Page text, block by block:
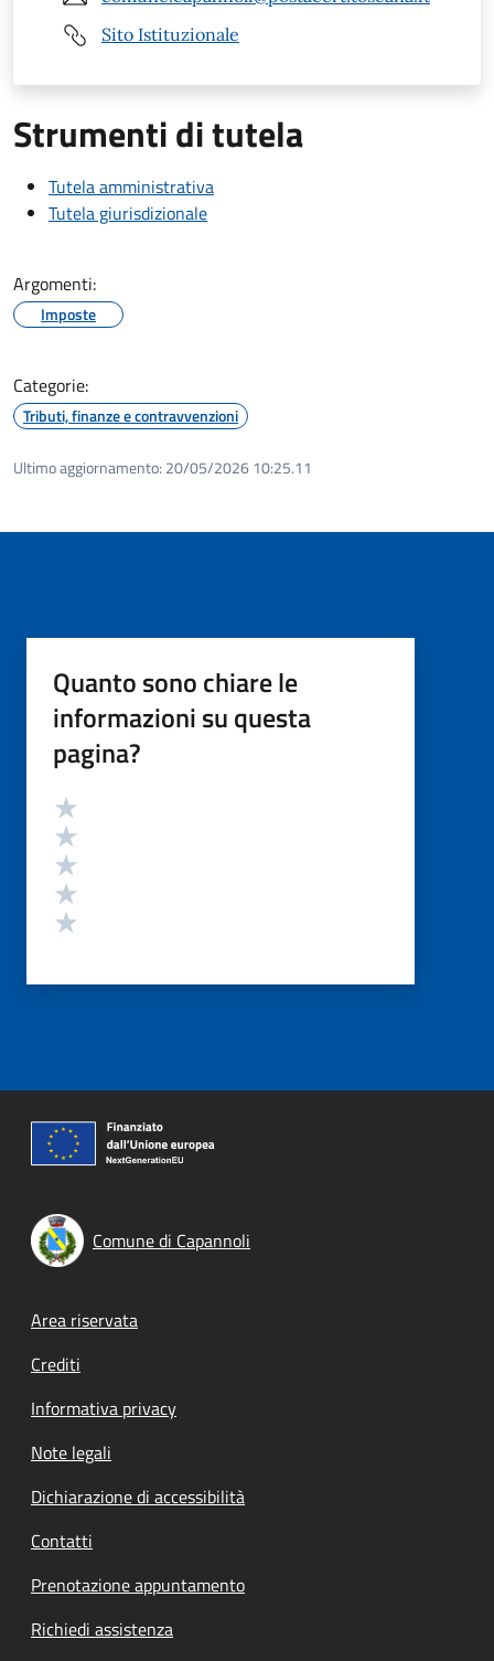
Sito Istituzionale
Strumenti di tutela
Tutela amministrativa
Tutela giurisdizionale
Argomenti:
Imposte
Categorie:
Tributi, finanze e contravvenzioni
Ultimo aggiornamento: 20/05/2026 10:25.11
Quanto sono chiare le
informazioni su questa
pagina?
Valutazione
Comune di Capannoli
Footer menu
Area riservata
Crediti
Informativa privacy
Note legali
Dichiarazione di accessibilità
Contatti
Prenotazione appuntamento
Richiedi assistenza